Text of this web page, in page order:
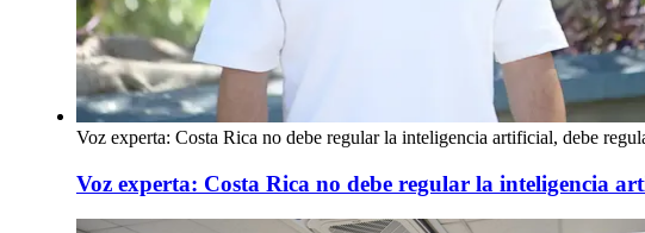
Voz experta: Costa Rica no debe regular la inteligencia artificial, debe
Voz experta: Costa Rica no debe regular la inteligencia